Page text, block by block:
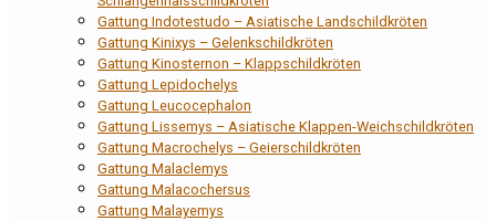
Gattung Indotestudo – Asiatische Landschildkröten
Gattung Kinixys – Gelenkschildkröten
Gattung Kinosternon – Klappschildkröten
Gattung Lepidochelys
Gattung Leucocephalon
Gattung Lissemys – Asiatische Klappen-Weichschildkröten
Gattung Macrochelys – Geierschildkröten
Gattung Malaclemys
Gattung Malacochersus
Gattung Malayemys